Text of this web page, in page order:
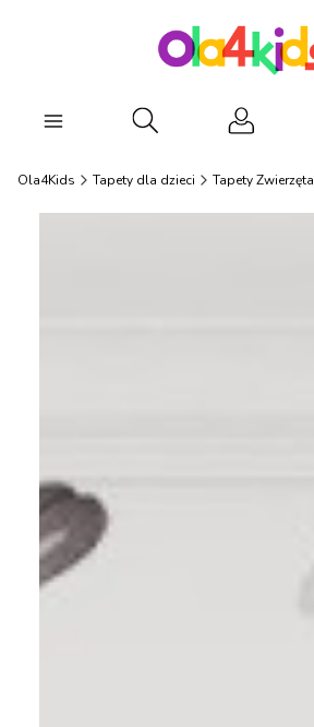
Otwórz wyszukiwarkę
Ola4Kids Tapety dla dzieci Tapety Zwierzęta